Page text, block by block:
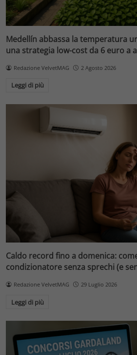
Medellín abbassa la temperatura
una strategia low-cost da 6 euro a
Redazione VelvetMAG 2 Agosto 2026
Leggi di più
Caldo record fino a domenica:
condizionatore senza sprechi (e
Redazione VelvetMAG 29 Luglio 2026
Leggi di più